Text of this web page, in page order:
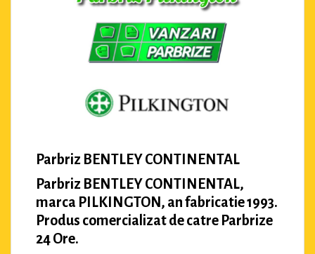
Parbriz BENTLEY CONTINENTAL
Parbriz BENTLEY CONTINENTAL,
marca PILKINGTON, an fabricatie 1993.
Produs comercializat de catre Parbrize
24 Ore.